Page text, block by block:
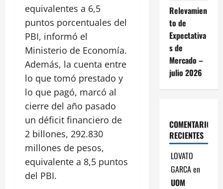
equivalentes a 6,5
puntos porcentuales del
PBI, informó el
Ministerio de Economía.
Además, la cuenta entre
lo que tomó prestado y
lo que pagó, marcó al
cierre del año pasado
un déficit financiero de
2 billones, 292.830
millones de pesos,
equivalente a 8,5 puntos
del PBI.
Relevamien
to de
Expectativa
s de
Mercado –
julio 2026
COMENTARIOS
RECIENTES
LOVATO
GARCAen
UOM